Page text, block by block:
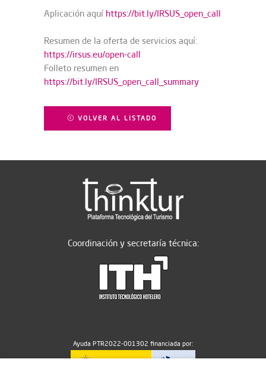
Aplicación aquí https://bit.ly/IRSUS_open_call
Resumen de la oferta de servicios aquí:
https://irsus.eu/open-call
Folleto resumen en
https://bit.ly/IRSUS_open_call_summary
VOLVER AL LISTADO
Coordinación y secretaría técnica:
Ayuda PTR2022-001302 financiada por: